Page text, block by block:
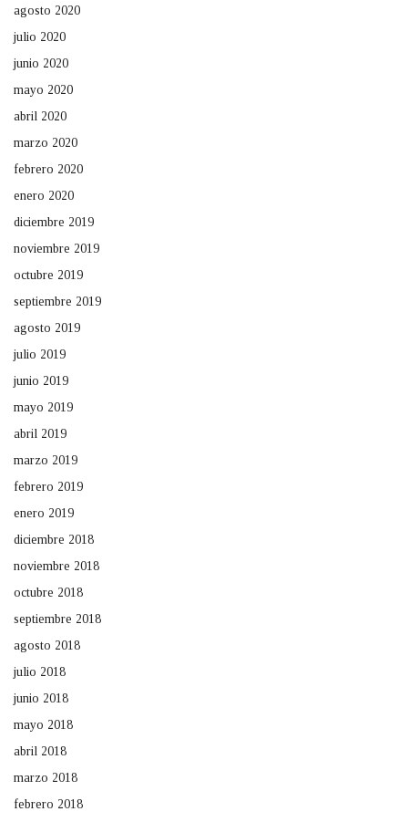
agosto 2020
julio 2020
junio 2020
mayo 2020
abril 2020
marzo 2020
febrero 2020
enero 2020
diciembre 2019
noviembre 2019
octubre 2019
septiembre 2019
agosto 2019
julio 2019
junio 2019
mayo 2019
abril 2019
marzo 2019
febrero 2019
enero 2019
diciembre 2018
noviembre 2018
octubre 2018
septiembre 2018
agosto 2018
julio 2018
junio 2018
mayo 2018
abril 2018
marzo 2018
febrero 2018